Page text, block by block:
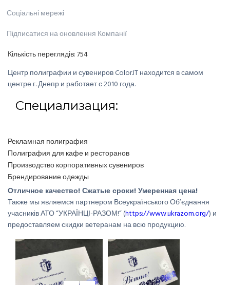
Соціальні мережі
Підписатися на оновлення Компанії
Кількість переглядів:754
Центр полиграфии и сувениров Color.IT находится в самом
центре г. Днепр и работает с 2010 года.
Специализация:
Рекламная полиграфия
Полиграфия для кафе и ресторанов
Производство корпоративных сувениров
Брендирование одежды
Отличное качество! Сжатые сроки! Умеренная цена!
Также мы являемся партнером Всеукраїнського Об’єднання
учасників АТО “УКРАЇНЦІ-РАЗОМ!” (https://www.ukrazom.org/) и
предоставляем скидки ветеранам на всю продукцию.